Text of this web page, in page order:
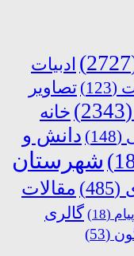
ادبیات
(123)
تصاویر
(2343)
خانه
(148)
دانش و
شهرستان
(485)
مقالات
پیام (18)
گالری
(53)